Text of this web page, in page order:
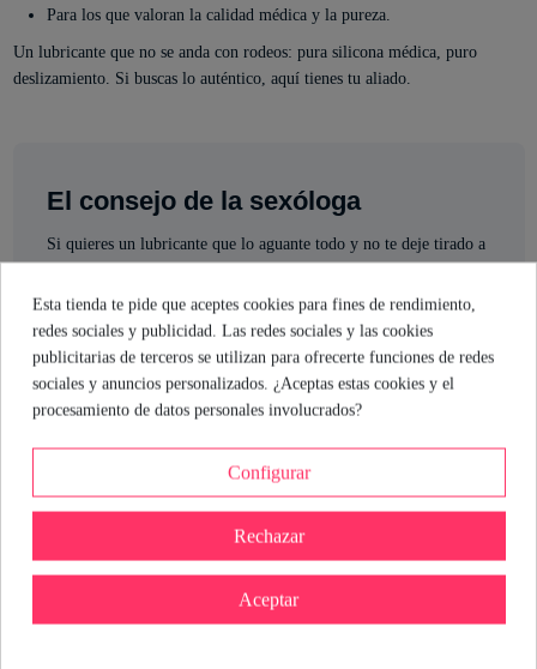
Para los que valoran la calidad médica y la pureza.
Un lubricante que no se anda con rodeos: pura silicona médica, puro
deslizamiento. Si buscas lo auténtico, aquí tienes tu aliado.
El consejo de la sexóloga
Si quieres un lubricante que lo aguante todo y no te deje tirado a
médica promete deslizamiento largo y puro, sin olores ni sabores
raros. Perfecto para quienes buscan una experiencia limpia y sin
sorpresas. Recuerda: menos ingredientes, más placer.
¡Aprovéchalo!
Mónica Branni
Sexóloga de Industrial Erótica
Ver perfil
Detalles del producto
Esta tienda te pide que aceptes cookies para fines de rendimiento,
redes sociales y publicidad. Las redes sociales y las cookies
publicitarias de terceros se utilizan para ofrecerte funciones de redes
sociales y anuncios personalizados. ¿Aceptas estas cookies y el
procesamiento de datos personales involucrados?
Configurar
Rechazar
Aceptar